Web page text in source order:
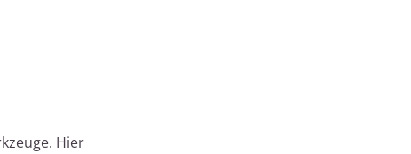
Hier